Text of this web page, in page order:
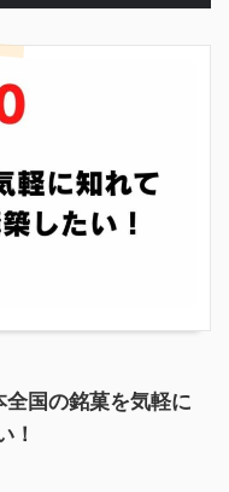
国の銘菓を気軽に
！